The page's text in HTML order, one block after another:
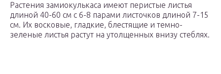
Растения замиокулькаса имеют перистые листья
длиной 40-60 см с 6-8 парами листочков длиной 7-15
см. Их восковые, гладкие, блестящие и темно-
зеленые листья растут на утолщенных внизу стеблях.